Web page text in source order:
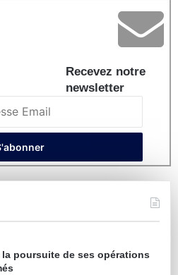
Recevez notre
newsletter
la poursuite de ses opérations